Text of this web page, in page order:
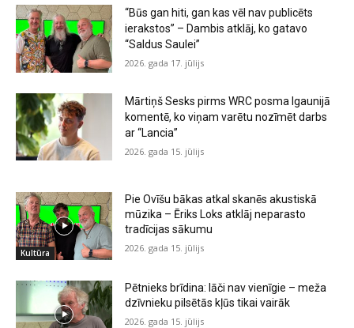
“Būs gan hiti, gan kas vēl nav publicēts
ierakstos” – Dambis atklāj, ko gatavo
“Saldus Saulei”
2026. gada 17. jūlijs
Mārtiņš Sesks pirms WRC posma Igaunijā
komentē, ko viņam varētu nozīmēt darbs
ar “Lancia”
2026. gada 15. jūlijs
Kultūra
Pie Ovīšu bākas atkal skanēs akustiskā
mūzika – Ēriks Loks atklāj neparasto
tradīcijas sākumu
2026. gada 15. jūlijs
Pētnieks brīdina: lāči nav vienīgie – meža
dzīvnieku pilsētās kļūs tikai vairāk
2026. gada 15. jūlijs